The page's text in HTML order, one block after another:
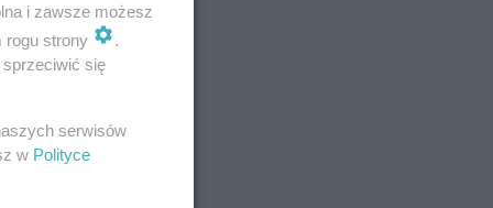
i zawsze możesz
rogu strony
się
serwisów
w Polityce